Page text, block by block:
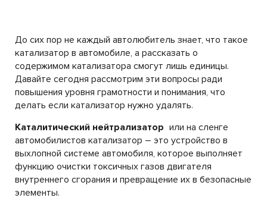
До сих пор не каждый автолюбитель знает, что такое
катализатор в автомобиле, а рассказать о
содержимом катализатора смогут лишь единицы.
Давайте сегодня рассмотрим эти вопросы ради
повышения уровня грамотности и понимания, что
делать если катализатор нужно удалять.
Каталитический нейтрализатор или на сленге
автомобилистов катализатор – это устройство в
выхлопной системе автомобиля, которое выполняет
функцию очистки токсичных газов двигателя
внутреннего сгорания и превращение их в безопасные
элементы.